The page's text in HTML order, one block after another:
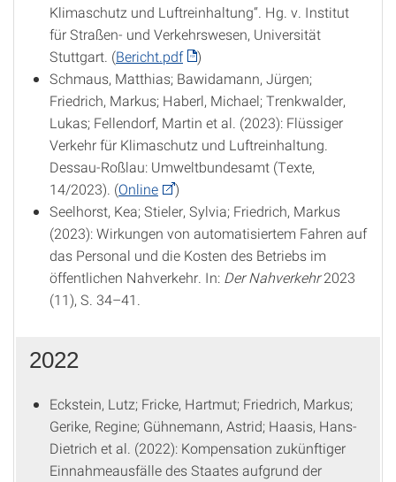
Klimaschutz und Luftreinhaltung“. Hg. v. Institut
für Straßen- und Verkehrswesen, Universität
Stuttgart. (Bericht.pdf
)
Schmaus, Matthias; Bawidamann, Jürgen;
Friedrich, Markus; Haberl, Michael; Trenkwalder,
Lukas; Fellendorf, Martin et al. (2023): Flüssiger
Verkehr für Klimaschutz und Luftreinhaltung.
Dessau-Roßlau: Umweltbundesamt (Texte,
14/2023). (Online
)
Seelhorst, Kea; Stieler, Sylvia; Friedrich, Markus
(2023): Wirkungen von automatisiertem Fahren auf
das Personal und die Kosten des Betriebs im
öffentlichen Nahverkehr. In: Der Nahverkehr2023
(11), S. 34–41.
2022
Eckstein, Lutz; Fricke, Hartmut; Friedrich, Markus;
Gerike, Regine; Gühnemann, Astrid; Haasis, Hans-
Dietrich et al. (2022): Kompensation zukünftiger
Einnahmeausfälle des Staates aufgrund der